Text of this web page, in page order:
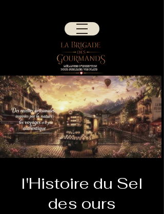
l'Histoire du Sel
des ours